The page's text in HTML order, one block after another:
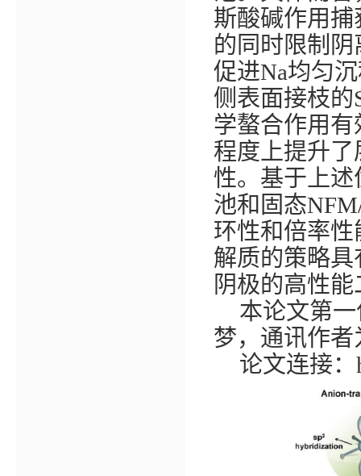
斯酸碱作用
的同时限制
促进Na均匀
侧表面接枝的
学螯合作用
程度上提升
性。基于上
池和固态
环性和倍率
解质的策略
阴极的高性
本论文第
梦，通讯作
论文连接：